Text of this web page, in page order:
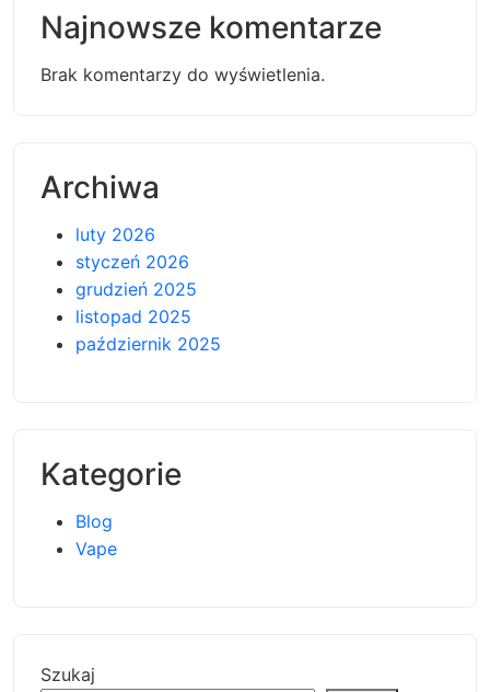
Najnowsze komentarze
Brak komentarzy do wyświetlenia.
Archiwa
luty 2026
styczeń 2026
grudzień 2025
listopad 2025
październik 2025
Kategorie
Blog
Vape
Szukaj